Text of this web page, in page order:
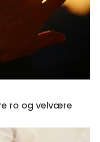
ro og velvære